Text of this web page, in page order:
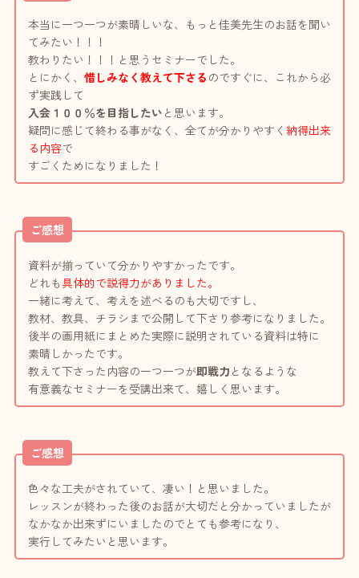
本当に一つ一つが素晴しいな、もっと佳美先生のお話を聞い
てみたい！！！
教わりたい！！！と思うセミナーでした。
とにかく、 惜しみなく教えて下さる のですぐに、これから必
ず実践して
入会１００％を目指したい と思います。
疑問に感じて終わる事がなく、全てが分かりやすく 納得出来
る内容で
すごくためになりました！
ご感想
資料が揃っていて分かりやすかったです。
どれも具体的で説得力がありました。
一緒に考えて、考えを述べるのも大切ですし、
教材、教具、チラシまで公開して下さり参考になりました。
後半の画用紙にまとめた実際に説明されている資料は特に
素晴しかったです。
教えて下さった内容の一つ一つが即戦力 となるような
有意義なセミナーを受講出来て、嬉しく思います。
ご感想
色々な工夫がされていて、凄い！と思いました。
レッスンが終わった後のお話が大切だと分かっていましたが
なかなか出来ずにいましたのでとても参考になり、
実行してみたいと思います。